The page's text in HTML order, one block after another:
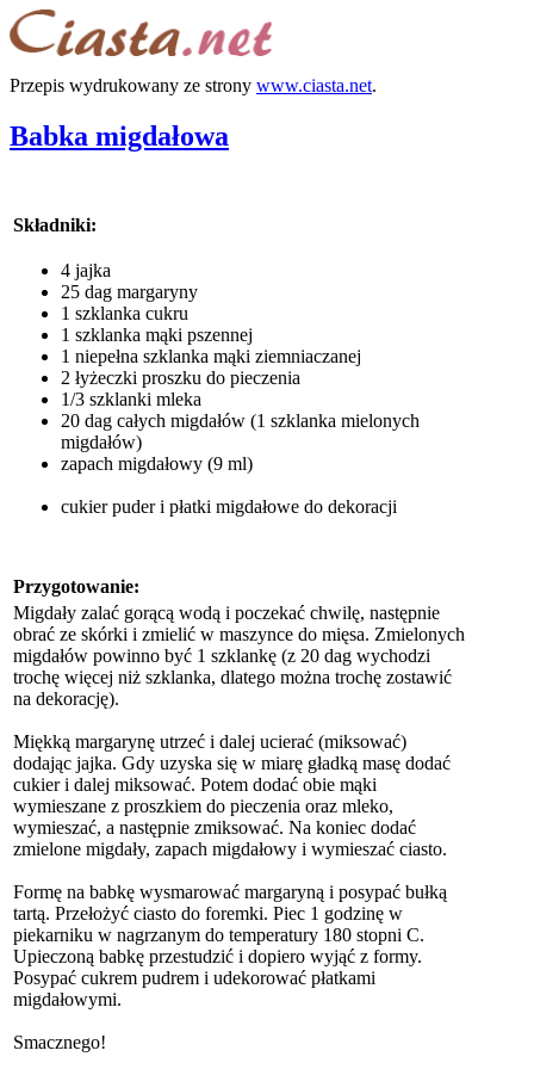
Przepis wydrukowany ze strony www.ciasta.net.
Babka migdałowa
Składniki:
4 jajka
25 dag margaryny
1 szklanka cukru
1 szklanka mąki pszennej
1 niepełna szklanka mąki ziemniaczanej
2 łyżeczki proszku do pieczenia
1/3 szklanki mleka
20 dag całych migdałów (1 szklanka mielonych
migdałów)
zapach migdałowy (9 ml)
cukier puder i płatki migdałowe do dekoracji
Przygotowanie:
Migdały zalać gorącą wodą i poczekać chwilę, następnie
obrać ze skórki i zmielić w maszynce do mięsa. Zmielonych
migdałów powinno być 1 szklankę (z 20 dag wychodzi
trochę więcej niż szklanka, dlatego można trochę zostawić
na dekorację).
Miękką margarynę utrzeć i dalej ucierać (miksować)
dodając jajka. Gdy uzyska się w miarę gładką masę dodać
cukier i dalej miksować. Potem dodać obie mąki
wymieszane z proszkiem do pieczenia oraz mleko,
wymieszać, a następnie zmiksować. Na koniec dodać
zmielone migdały, zapach migdałowy i wymieszać ciasto.
Formę na babkę wysmarować margaryną i posypać bułką
tartą. Przełożyć ciasto do foremki. Piec 1 godzinę w
piekarniku w nagrzanym do temperatury 180 stopni C.
Upieczoną babkę przestudzić i dopiero wyjąć z formy.
Posypać cukrem pudrem i udekorować płatkami
migdałowymi.
Smacznego!